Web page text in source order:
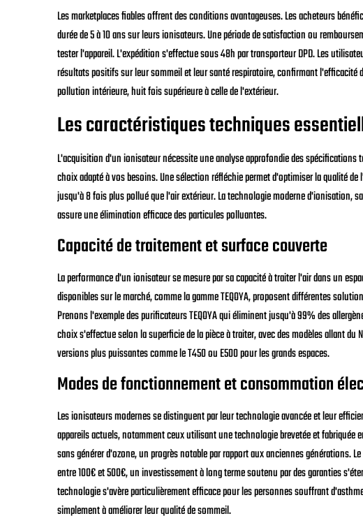
Les marketplaces fiables offrent des conditions avantageuses. Les acheteurs
durée de 5 à 10 ans sur leurs ionisateurs. Une période de satisfaction ou
tester l'appareil. L'expédition s'effectue sous 48h par transporteur DPD. Les
résultats positifs sur leur sommeil et leur santé respiratoire, confirmant l'efficacité
pollution intérieure, huit fois supérieure à celle de l'extérieur.
Les caractéristiques techniques
L'acquisition d'un ionisateur nécessite une analyse approfondie des spécifications
choix adapté à vos besoins. Une sélection réfléchie permet d'optimiser la qualité
jusqu'à 8 fois plus pollué que l'air extérieur. La technologie moderne d'ionisation,
assure une élimination efficace des particules polluantes.
Capacité de traitement et surface couverte
La performance d'un ionisateur se mesure par sa capacité à traiter l'air dans un
disponibles sur le marché, comme la gamme TEQOYA, proposent différentes
Prenons l'exemple des purificateurs TEQOYA qui éliminent jusqu'à 99% des
choix s'effectue selon la superficie de la pièce à traiter, avec des modèles allant du
versions plus puissantes comme le T450 ou E500 pour les grands espaces.
Modes de fonctionnement et consommation
Les ionisateurs modernes se distinguent par leur technologie avancée et leur
appareils actuels, notamment ceux utilisant une technologie brevetée et fabriquée
sans générer d'ozone, un progrès notable par rapport aux anciennes générations.
entre 100€ et 500€, un investissement à long terme soutenu par des garanties
technologie s'avère particulièrement efficace pour les personnes souffrant
simplement à améliorer leur qualité de sommeil.